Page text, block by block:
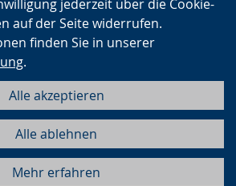
jederzeit über die Cookie-
auf der Seite widerrufen.
finden Sie in unserer
.
Alle akzeptieren
Alle ablehnen
Mehr erfahren